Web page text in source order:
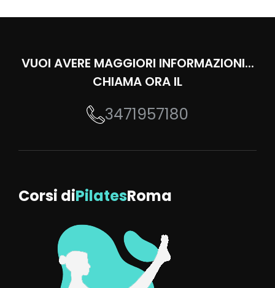
VUOI AVERE MAGGIORI INFORMAZIONI...
CHIAMA ORA IL
3471957180
Corsi diPilatesRoma